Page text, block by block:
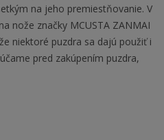
na jeho premiestňovanie. V
nože značky MCUSTA ZANMAI
niektoré puzdra sa dajú použiť i
pred zakúpením puzdra,